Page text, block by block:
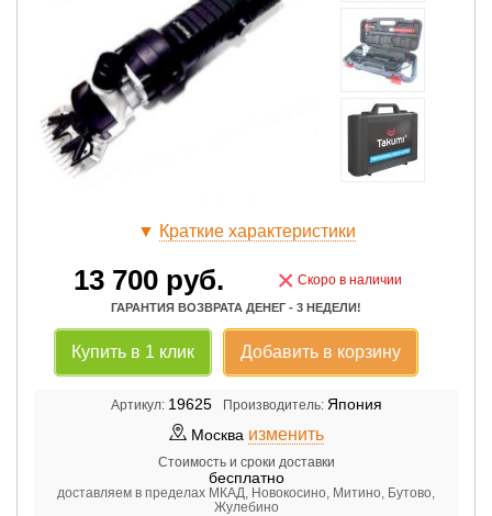
▼ Краткие характеристики
13 700 руб. × Скоро в наличии
ГАРАНТИЯ ВОЗВРАТА ДЕНЕГ - 3 НЕДЕЛИ!
Купить в 1 клик Добавить в корзину
Артикул: 19625 Производитель: Япония
Москва изменить
Стоимость и сроки доставки
бесплатно
доставляем в пределах МКАД, Новокосино, Митино, Бутово,
Жулебино